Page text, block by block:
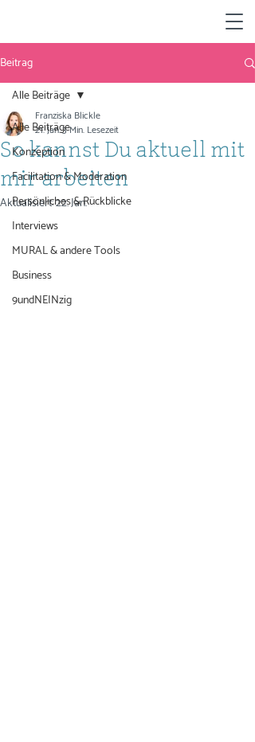
Beitrag
Alle Beiträge
Konzeption
Facilitation & Moderation
Persönliches & Rückblicke
Interviews
MURAL & andere Tools
Business
9undNEINzig
Alle Beiträge
So kannst Du aktuell mit
mir arbeiten
Franziska Blickle
21. Jan.3 Min. Lesezeit
Aktualisiert:22. Jan.